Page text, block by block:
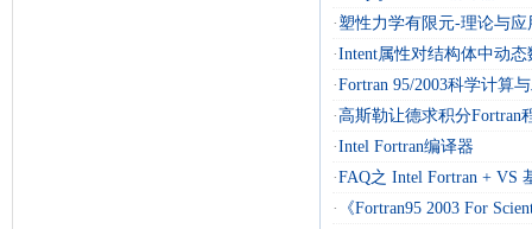
· 塑性力学有限元-理论与应
·Intent属性对结构体中动
·Fortran 95/2003科学计算
·高斯勒让德求积分Fortran
·Intel Fortran编译器
·FAQ之 Intel Fortran + VS
·
《Fortran95 2003 For